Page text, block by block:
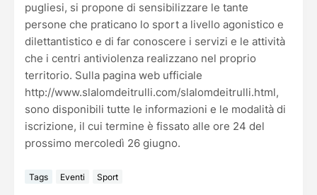
pugliesi, si propone di sensibilizzare le tante
persone che praticano lo sport a livello agonistico e
dilettantistico e di far conoscere i servizi e le attività
che i centri antiviolenza realizzano nel proprio
territorio. Sulla pagina web ufficiale
http://www.slalomdeitrulli.com/slalomdeitrulli.html,
sono disponibili tutte le informazioni e le modalità di
iscrizione, il cui termine è fissato alle ore 24 del
prossimo mercoledì 26 giugno.
Tags Eventi Sport